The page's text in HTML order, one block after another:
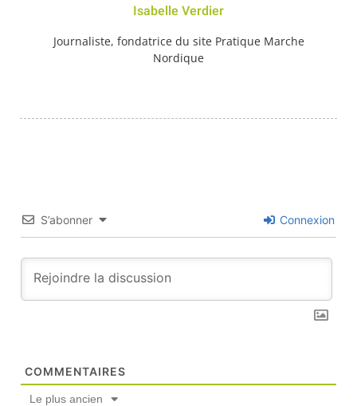
Isabelle Verdier
Journaliste, fondatrice du site Pratique Marche
Nordique
S’abonner Connexion
COMMENTAIRES
Le plus ancien